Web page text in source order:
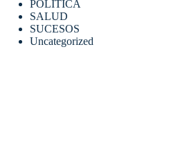
POLITICA
SALUD
SUCESOS
Uncategorized